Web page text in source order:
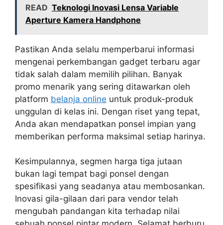
READ Teknologi Inovasi Lensa Variable
Aperture Kamera Handphone
Pastikan Anda selalu memperbarui informasi
mengenai perkembangan gadget terbaru agar
tidak salah dalam memilih pilihan. Banyak
promo menarik yang sering ditawarkan oleh
platform belanja online untuk produk-produk
unggulan di kelas ini. Dengan riset yang tepat,
Anda akan mendapatkan ponsel impian yang
memberikan performa maksimal setiap harinya.
Kesimpulannya, segmen harga tiga jutaan
bukan lagi tempat bagi ponsel dengan
spesifikasi yang seadanya atau membosankan.
Inovasi gila-gilaan dari para vendor telah
mengubah pandangan kita terhadap nilai